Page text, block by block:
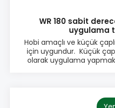
WR 180 sabit
uygulama
Hobi amaçlı ve küçük
için uygundur. Küçük
olarak uygulama
kalabilir –
Göstergesi Işığı Net bir